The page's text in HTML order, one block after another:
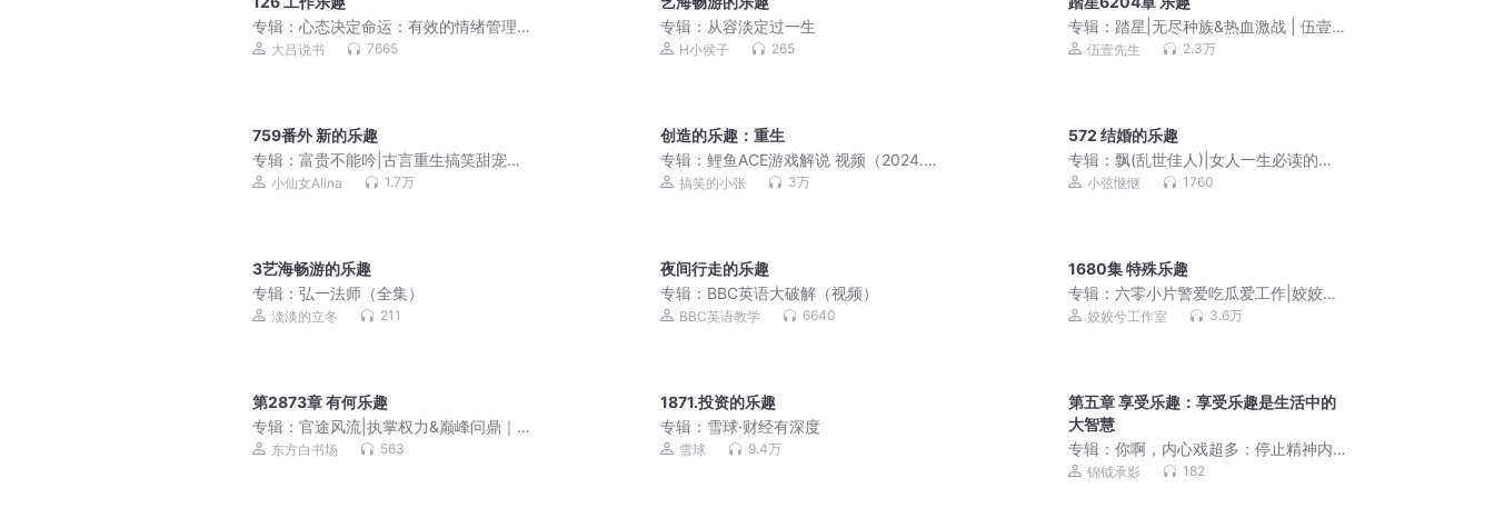
专辑： 心态决定命运：有效的情绪管理
课 别让心态毁了你
大吕说书 7665
专辑： 从容淡定过一生
H小侯子 265
专辑： 踏星|无尽种族&热血激战 | 伍壹
先生领衔多人有声剧
伍壹先生 2.3万
759番外 新的乐趣
专辑： 富贵不能吟|古言重生搞笑甜宠权
谋悬疑|青铜穗原著|小仙女多人有声剧
小仙女Alina 1.7万
创造的乐趣：重生
专辑：鲤鱼ACE游戏解说 视频（2024.3
月更新）
搞笑的小张 3万
572 结婚的乐趣
专辑：飘(乱世佳人)|女人一生必读的世
界名著|1937年获普利策文学奖
小弦惬惬 1760
3艺海畅游的乐趣
专辑： 弘一法师（全集）
淡淡的立冬 211
夜间行走的乐趣
专辑： BBC英语大破解（视频）
BBC英语教学 6640
1680集 特殊乐趣
专辑：六零小片警爱吃瓜爱工作|姣姣兮
香酥栗|筒子楼生活
姣姣兮工作室 3.6万
第2873章 有何乐趣
专辑： 官途风流|执掌权力&巅峰问鼎｜
宦海沉浮
东方白书场 563
1871.投资的乐趣
专辑： 雪球·财经有深度
雪球 9.4万
第五章 享受乐趣：享受乐趣是生活中的
大智慧
专辑：你啊，内心戏超多：停止精神内
耗的65个习惯|精品|（日）松浦弥太
锦钺承影 182